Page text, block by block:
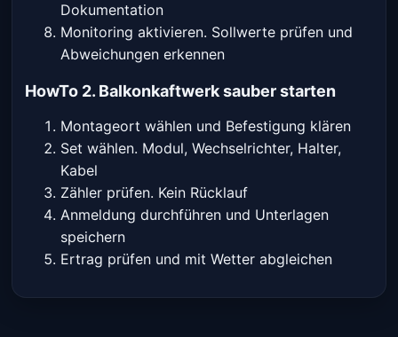
Dokumentation
Monitoring aktivieren. Sollwerte prüfen und
Abweichungen erkennen
HowTo 2. Balkonkaftwerk sauber starten
Montageort wählen und Befestigung klären
Set wählen. Modul, Wechselrichter, Halter,
Kabel
Zähler prüfen. Kein Rücklauf
Anmeldung durchführen und Unterlagen
speichern
Ertrag prüfen und mit Wetter abgleichen